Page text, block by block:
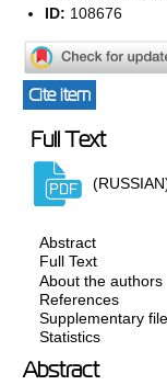
ID: 108676
Cite item
Full Text
Abstract
Full Text
About the authors
References
Supplementary
Statistics
Abstract